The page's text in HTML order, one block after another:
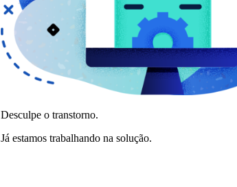
Desculpe o transtorno.
Já estamos trabalhando na solução.